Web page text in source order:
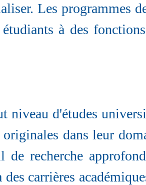
Les programmes
à des
niveau d'études
dans leur
recherche
carrières